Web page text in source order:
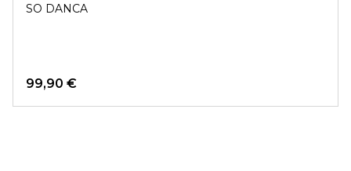
SO DANCA
99,90 €